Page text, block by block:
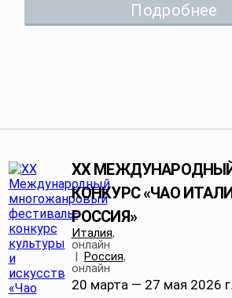
Подробнее
XX
КОНКУРС «ЧАО
РОССИЯ»
Италия,
онлайн
| Россия,
онлайн
20 марта — 27 мая 2026 г.